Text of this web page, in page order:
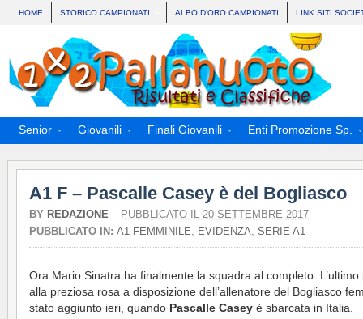
HOME STORICO CAMPIONATI ALBO D’ORO CAMPIONATI LINK SITI
Senior Giovanili Finali Giovanili Enti Promozione Sp.
A1 F – Pascalle Casey è del Bogliasco
BY REDAZIONE – PUBBLICATO IL 20 SETTEMBRE 2017
PUBBLICATO IN: A1 FEMMINILE, EVIDENZA, SERIE A1
Ora Mario Sinatra ha finalmente la squadra al completo. L’ultimo
alla preziosa rosa a disposizione dell’allenatore del Bogliasco
stato aggiunto ieri, quando Pascalle Casey è sbarcata in Italia.